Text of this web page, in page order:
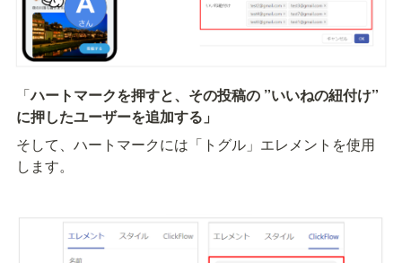
「ハートマークを押すと、その投稿の ”いいねの紐付け”
に押したユーザーを追加する」
そして、ハートマークには「トグル」エレメントを使用
します。